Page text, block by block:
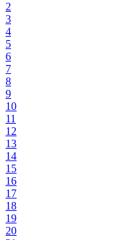
2
3
4
5
6
7
8
9
10
11
12
13
14
15
16
17
18
19
20